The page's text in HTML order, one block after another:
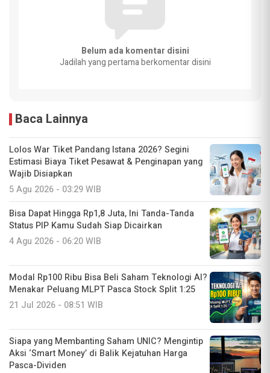
Belum ada komentar disini
Jadilah yang pertama berkomentar disini
Baca Lainnya
Lolos War Tiket Pandang Istana 2026? Segini
Estimasi Biaya Tiket Pesawat & Penginapan yang
Wajib Disiapkan
5 Agu 2026 - 03:29 WIB
Bisa Dapat Hingga Rp1,8 Juta, Ini Tanda-Tanda
Status PIP Kamu Sudah Siap Dicairkan
4 Agu 2026 - 06:20 WIB
Modal Rp100 Ribu Bisa Beli Saham Teknologi AI?
Menakar Peluang MLPT Pasca Stock Split 1:25
21 Jul 2026 - 08:51 WIB
Siapa yang Membanting Saham UNIC? Mengintip
Aksi ‘Smart Money’ di Balik Kejatuhan Harga
Pasca-Dividen